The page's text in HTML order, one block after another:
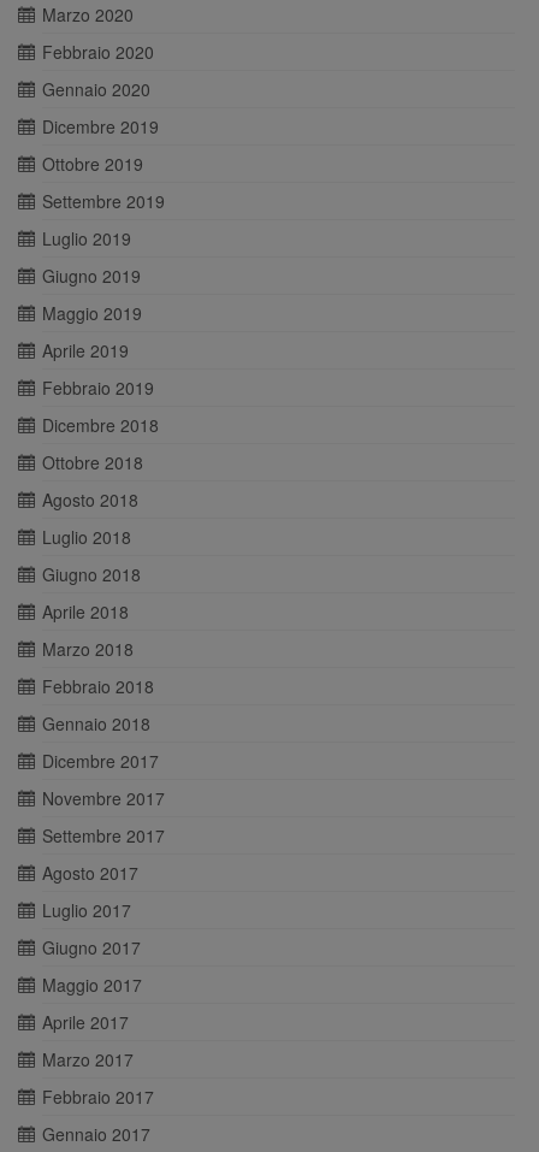
Marzo 2020
Febbraio 2020
Gennaio 2020
Dicembre 2019
Ottobre 2019
Settembre 2019
Luglio 2019
Giugno 2019
Maggio 2019
Aprile 2019
Febbraio 2019
Dicembre 2018
Ottobre 2018
Agosto 2018
Luglio 2018
Giugno 2018
Aprile 2018
Marzo 2018
Febbraio 2018
Gennaio 2018
Dicembre 2017
Novembre 2017
Settembre 2017
Agosto 2017
Luglio 2017
Giugno 2017
Maggio 2017
Aprile 2017
Marzo 2017
Febbraio 2017
Gennaio 2017